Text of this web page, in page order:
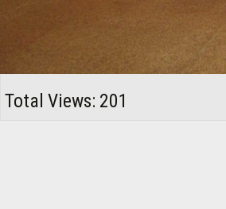
Total Views: 201